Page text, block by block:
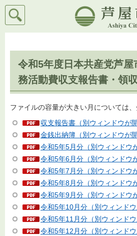
芦屋市
検索
令和5年度日本共産党芦屋
務活動費収支報告書・領
ファイルの容量が大きい月については、
収支報告書（別ウィンドウが
金銭出納簿（別ウィンドウが
令和5年5月分（別ウィンドウ
令和5年6月分（別ウィンドウ
令和5年7月分（別ウィンドウ
令和5年8月分（別ウィンドウ
令和5年9月分（別ウィンドウ
令和5年10月分（別ウィンドウ
令和5年11月分（別ウィンドウ
令和5年12月分（別ウィンドウ